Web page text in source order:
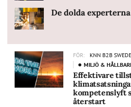
De dolda
FÖR:
KNN B2B
MILJÖ &
Effektivare
kompetenslyft
återstart